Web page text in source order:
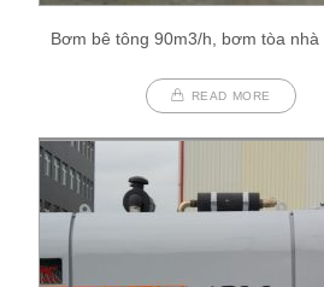
Bơm bê tông 90m3/h, bơm tòa nhà
READ MORE